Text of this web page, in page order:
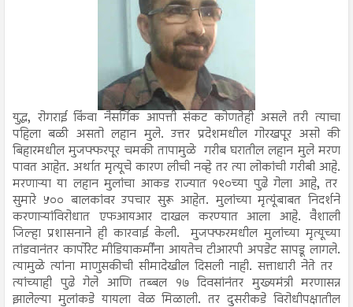
युद्ध, रोगराई किंवा नैसर्गिक आपत्ती संकट कोणतेही असले तरी त्याचा
पहिला बळी असतो लहान मुले. उत्तर प्रदेशमधील गोरखपूर असो की
बिहारमधील मुजफ्फरपूर चमकी तापामुळे गरीब घरातील लहान मुले मरण
पावत आहेत. अर्थात मृत्यूचे कारण लीची नव्हे तर त्या लोकांची गरीबी आहे.
मरणाऱ्या या लहान मुलांचा आकड राज्यात १९०च्या पुढे गेला आहे, तर
सुमारे ५०० बालकांवर उपचार सुरू आहेत. मुलांच्या मृत्यूंबाबत निदर्शने
करणाऱ्यांविरोधात एफआयआर दाखल करण्यात आला आहे. वैशाली
जिल्हा प्रशासनाने ही कारवाई केली. मुजफ्फरमधील मुलांच्या मृत्यूच्या
तांडवानंतर कार्पोरेट मीडियाकर्मींना आयतेच टीआरपी अपडेट सापडू लागले.
त्यामुळे त्यांना माणुसकीची सीमादेखील दिसली नाही. सत्ताधारी नेते तर
त्यांच्याही पुढे गेले आणि तब्बल १७ दिवसांनंतर मुख्यमंत्री मरणासन्न
झालेल्या मुलांकडे यायला वेळ मिळाली. तर दुसरीकडे विरोधीपक्षातील